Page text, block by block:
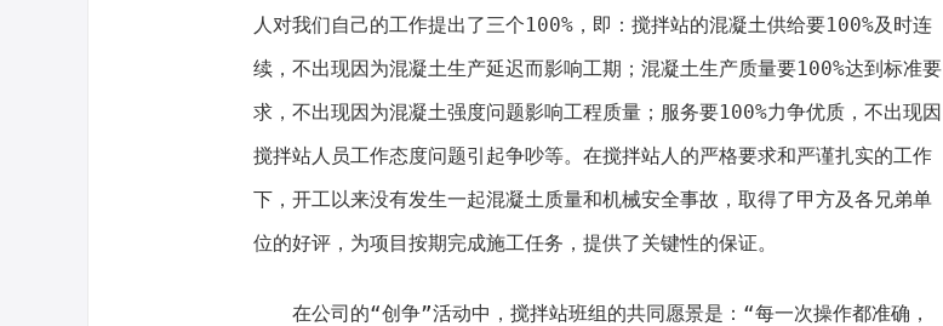
人对我们自己的工作提出了三个100%，即：搅拌站的混凝土供给要100%及时连
续，不出现因为混凝土生产延迟而影响工期；混凝土生产质量要100%达到标准要
求，不出现因为混凝土强度问题影响工程质量；服务要100%力争优质，不出现因
搅拌站人员工作态度问题引起争吵等。在搅拌站人的严格要求和严谨扎实的工作
下，开工以来没有发生一起混凝土质量和机械安全事故，取得了甲方及各兄弟单
位的好评，为项目按期完成施工任务，提供了关键性的保证。
在公司的“创争”活动中，搅拌站班组的共同愿景是：“每一次操作都准确，